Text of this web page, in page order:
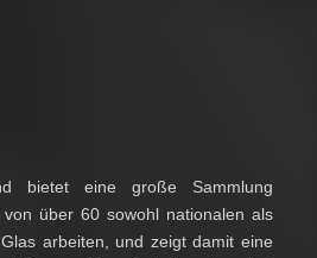
bietet eine große Sammlung
über 60 sowohl nationalen als
arbeiten, und zeigt damit eine